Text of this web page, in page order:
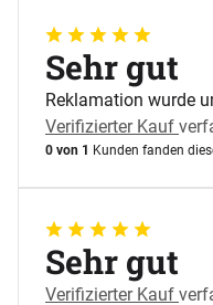
5 von 5
Sehr gut
Reklamation wurde
Verifizierter Kauf
0 von 1 Kunden fanden
5 von 5
Sehr gut
Verifizierter Kauf